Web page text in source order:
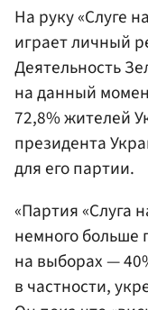
На руку «Слуге
играет личный
Деятельность
на данный
72,8% жителей
президента
для его партии.
«Партия «Слуга
немного больше
на выборах —
в частности,